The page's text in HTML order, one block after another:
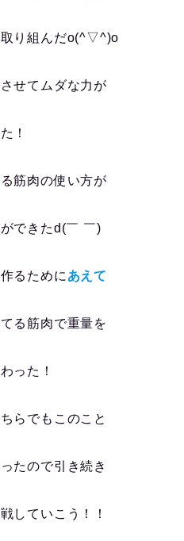
取り組んだo(^▽^)o
せてムダな力が
！
筋肉の使い方が
できたd(￣ ￣)
るために あえて
る筋肉で重量を
った！
らでもこのこと
たので引き続き
していこう！！